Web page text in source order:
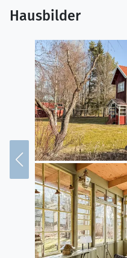
über die schöne
ausgiebig und lassen Sie
baumeln.
Erkunden Sie die wald-
Wanderungen,
Bootsausflügen auf den
Värmland. Besuchen Sie
Årjäng mit kleinen
unternehmen Sie einen
Glaskogen mit seinen
Seen. Genießen Sie
und Angeln an einem
entdecken Sie die stille
zwischen Schweden und
Hausbilder